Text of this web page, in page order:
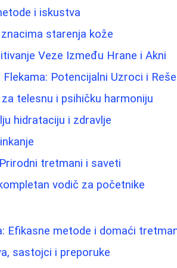
i iskustva
starenja kože
Veze Između Hrane i Akni
Potencijalni Uzroci i
telesnu i psihičku harmoniju
hidrataciju i zdravlje
tretmani i saveti
vodič za početnike
Efikasne metode i domaći
sastojci i preporuke